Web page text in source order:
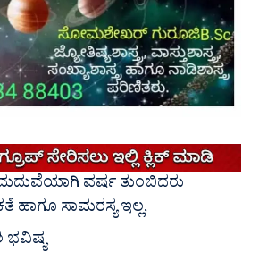
ವರ್ಷ ತುಂಬಿದರು
ಹಾಗೂ ಸಾಮರಸ್ಯ ಇಲ್ಲ,
ಭವಿಷ್ಯ